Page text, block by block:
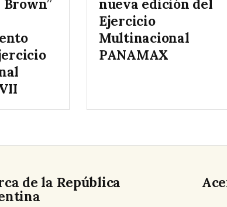
nueva edición del
Ejercicio
Multinacional
PANAMAX
de la República